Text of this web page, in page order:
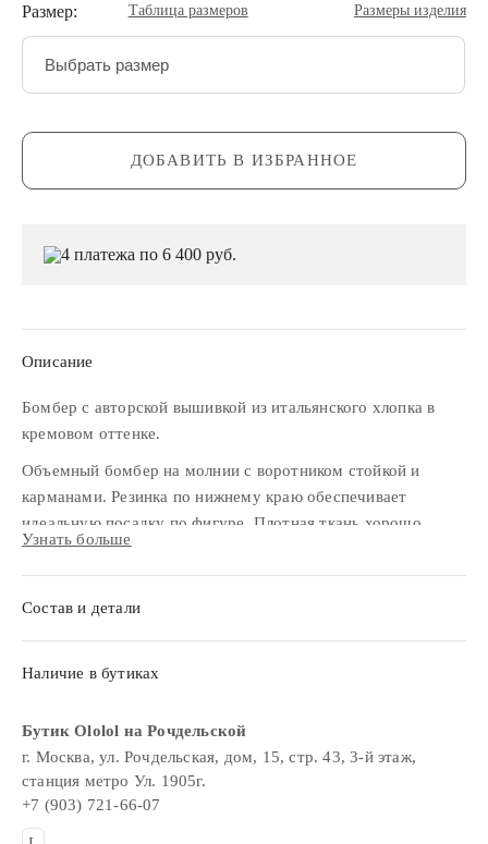
Размер: Таблица размеров Размеры изделия
Выбрать размер
ДОБАВИТЬ В ИЗБРАННОЕ
4 платежа по 6 400 руб.
Описание
Бомбер с авторской вышивкой из итальянского хлопка в
кремовом оттенке.
Объемный бомбер на молнии с воротником стойкой и
карманами. Резинка по нижнему краю обеспечивает
идеальную посадку по фигуре. Плотная ткань хорошо
держит форму, защищает от ветра в прохладные дни.
Подкладка выполнена из гладкой вискозы, что обеспечивает
исключительный комфорт.
Рекомендуем сочетать с изделиями из твида, шелка или
вискозы из нашей коллекции.
Узнать больше
Состав и детали
Наличие в бутиках
Бутик Ololol на Рочдельской
г. Москва, ул. Рочдельская, дом, 15, стр. 43, 3-й этаж,
станция метро Ул. 1905г.
+7 (903) 721-66-07